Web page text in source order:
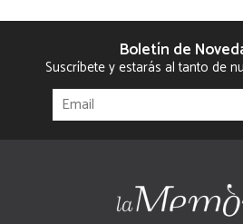
Boletín de
Suscríbete y estarás al tanto de